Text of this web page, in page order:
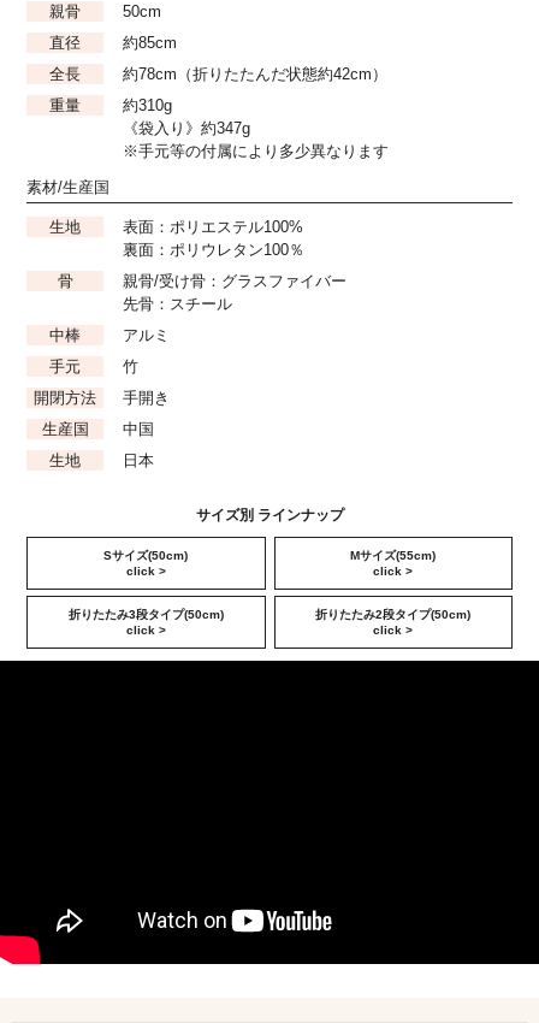
親骨
50cm
直径
約85cm
全長
約78cm（折りたたんだ状態約42cm）
重量
約310g
《袋入り》約347g
※手元等の付属により多少異なります
素材/生産国
生地
表面：ポリエステル100%
裏面：ポリウレタン100％
骨
親骨/受け骨：グラスファイバー
先骨：スチール
中棒
アルミ
手元
竹
開閉方法
手開き
生産国
中国
生地
日本
サイズ別 ラインナップ
Sサイズ(50cm)
click >
Mサイズ(55cm)
click >
折りたたみ3段タイプ(50cm)
click >
折りたたみ2段タイプ(50cm)
click >